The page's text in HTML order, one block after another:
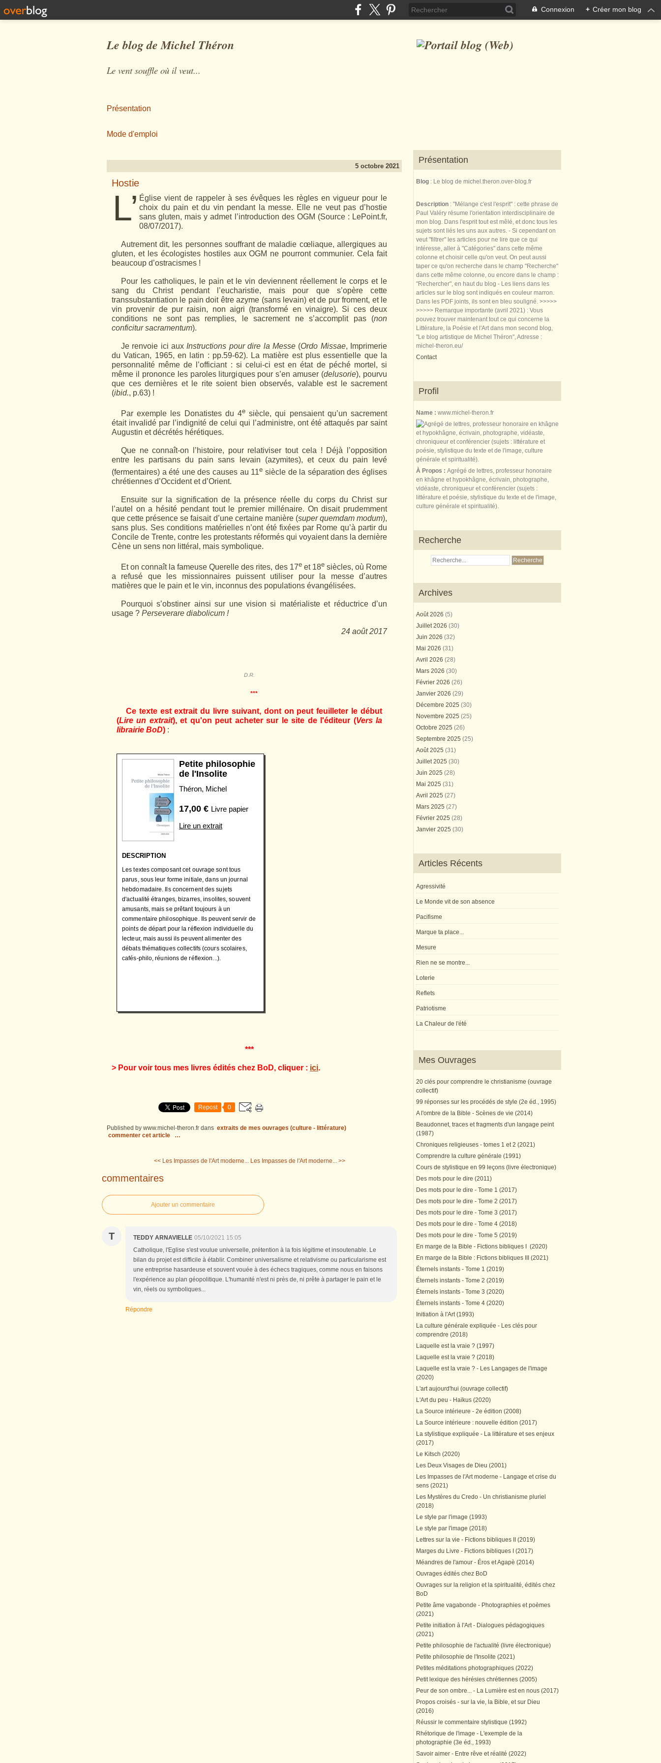
Connexion + Créer mon blog
Le blog de Michel Théron
Le vent souffle où il veut...
Présentation
Mode d'emploi
5 octobre 2021
Hostie
L’ Église vient de rappeler à ses évêques les règles en vigueur pour le
choix du pain et du vin pendant la messe. Elle ne veut pas d’hostie
sans gluten, mais y admet l’introduction des OGM (Source : LePoint.fr,
08/07/2017).
Autrement dit, les personnes souffrant de maladie cœliaque, allergiques au
gluten, et les écologistes hostiles aux OGM ne pourront communier. Cela fait
beaucoup d’ostracismes !
Pour les catholiques, le pain et le vin deviennent réellement le corps et le
sang du Christ pendant l’eucharistie, mais pour que s’opère cette
transsubstantiation le pain doit être azyme (sans levain) et de pur froment, et le
vin provenir de pur raisin, non aigri (transformé en vinaigre). Si ces deux
conditions ne sont pas remplies, le sacrement ne s’accomplit pas (non
conficitur sacra­mentum).
Je renvoie ici aux Instructions pour dire la Messe(Ordo Missae, Imprimerie
du Vatican, 1965, en latin : pp.59-62). La matière est plus essentielle que la
personnalité même de l’offi­ciant : si celui-ci est en état de péché mortel, si
même il prononce les paroles liturgiques pour s’en amuser (delusorie), pourvu
que ces dernières et le rite soient bien observés, valable est le sacrement
(ibid., p.63) !
Par exemple les Donatistes du 4esiècle, qui pensaient qu’un sacrement
était invalidé par l’indignité de celui qui l’administre, ont été attaqués par saint
Augustin et décrétés hérétiques.
Que ne connaît-on l’histoire, pour relativiser tout cela ! Déjà l’opposition
entre les partisans du pain sans levain (azymites), et ceux du pain levé
(fermentaires) a été une des causes au 11e siècle de la séparation des églises
chrétiennes d’Occi­dent et d’Orient.
Ensuite sur la signification de la présence réelle du corps du Christ sur
l’autel on a hésité pendant tout le premier millénaire. On disait prudemment
que cette présence se faisait d’une certaine manière (super quemdam modum),
sans plus. Ses conditions matérielles n’ont été fixées par Rome qu’à partir du
Concile de Trente, contre les protestants réformés qui voyaient dans la dernière
Cène un sens non littéral, mais symbolique.
Et on connaît la fameuse Querelle des rites, des 17eet 18esiècles, où Rome
a refusé que les mis­sionnaires puissent utiliser pour la messe d’autres
matières que le pain et le vin, inconnus des populations évangélisées.
Pourquoi s’obstiner ainsi sur une vision si matérialiste et réductrice d’un
usage ? Perseverare diabolicum !
24 août 2017
D.R.
***
Ce texte est extrait du livre suivant, dont on peut feuilleter le début
(Lire un extrait), et qu'on peut acheter sur le site de l'éditeur (Vers la
librairie BoD) :
Petite philosophie
de l'Insolite
Théron, Michel
17,00 € Livre papier
Lire un extrait
DESCRIPTION
Les textes composant cet ouvrage sont tous
parus, sous leur forme initiale, dans un journal
hebdomadaire. Ils concernent des sujets
d'actualité étranges, bizarres, insolites, souvent
amusants, mais se prêtant toujours à un
commentaire philosophique. Ils peuvent servir de
points de départ pour la réflexion individuelle du
lecteur, mais aussi ils peuvent alimenter des
débats thématiques collectifs (cours scolaires,
cafés-philo, réunions de réflexion...).
***
> Pour voir tous mes livres édités chez BoD, cliquer : ici.
Repost 0
Published by www.michel-theron.fr dans extraits de mes ouvrages (culture - littérature)
commenter cet article
…
<< Les Impasses de l'Art moderne... Les Impasses de l'Art moderne... >>
commentaires
Ajouter un commentaire
T TEDDY ARNAVIELLE 05/10/2021 15:05
Catholique, l'Eglise s'est voulue universelle, prétention à la fois légitime et insoutenable. Le
bilan du projet est difficile à établir. Combiner universalisme et relativisme ou particularisme est
une entreprise hasardeuse et souvent vouée à des échecs tragiques, comme nous en faisons
l'expérience au plan géopolitique. L'humanité n'est ni près de, ni prête à partager le pain et le
vin, réels ou symboliques...
Répondre
Présentation
Blog : Le blog de michel.theron.over-blog.fr
Description : "Mélange c'est l'esprit" : cette phrase de
Paul Valéry résume l'orientation interdisciplinaire de
mon blog. Dans l'esprit tout est mêlé, et donc tous les
sujets sont liés les uns aux autres. - Si cependant on
veut "filtrer" les articles pour ne lire que ce qui
intéresse, aller à "Catégories" dans cette même
colonne et choisir celle qu'on veut. On peut aussi
taper ce qu'on recherche dans le champ "Recherche"
dans cette même colonne, ou encore dans le champ :
"Rechercher", en haut du blog - Les liens dans les
articles sur le blog sont indiqués en couleur marron.
Dans les PDF joints, ils sont en bleu souligné. >>>>>
>>>>> Remarque importante (avril 2021) : Vous
pouvez trouver maintenant tout ce qui concerne la
Littérature, la Poésie et l'Art dans mon second blog,
"Le blog artistique de Michel Théron", Adresse :
michel-theron.eu/
Contact
Profil
Name : www.michel-theron.fr
À Propos : Agrégé de lettres, professeur honoraire
en khâgne et hypokhâgne, écrivain, photographe,
vidéaste, chroniqueur et conférencier (sujets :
littérature et poésie, stylistique du texte et de l'image,
culture générale et spiritualité).
Recherche
Archives
Août 2026 (5)
Juillet 2026 (30)
Juin 2026 (32)
Mai 2026 (31)
Avril 2026 (28)
Mars 2026 (30)
Février 2026 (26)
Janvier 2026 (29)
Décembre 2025 (30)
Novembre 2025 (25)
Octobre 2025 (26)
Septembre 2025 (25)
Août 2025 (31)
Juillet 2025 (30)
Juin 2025 (28)
Mai 2025 (31)
Avril 2025 (27)
Mars 2025 (27)
Février 2025 (28)
Janvier 2025 (30)
Articles Récents
Agressivité
Le Monde vit de son absence
Pacifisme
Marque ta place...
Mesure
Rien ne se montre...
Loterie
Reflets
Patriotisme
La Chaleur de l'été
Mes Ouvrages
20 clés pour comprendre le christianisme (ouvrage
collectif)
99 réponses sur les procédés de style (2e éd., 1995)
A l'ombre de la Bible - Scènes de vie (2014)
Beaudonnet, traces et fragments d'un langage peint
(1987)
Chroniques religieuses - tomes 1 et 2 (2021)
Comprendre la culture générale (1991)
Cours de stylistique en 99 leçons (livre électronique)
Des mots pour le dire (2011)
Des mots pour le dire - Tome 1 (2017)
Des mots pour le dire - Tome 2 (2017)
Des mots pour le dire - Tome 3 (2017)
Des mots pour le dire - Tome 4 (2018)
Des mots pour le dire - Tome 5 (2019)
En marge de la Bible - Fictions bibliques I (2020)
En marge de la Bible : Fictions bibliques III (2021)
Éternels instants - Tome 1 (2019)
Éternels instants - Tome 2 (2019)
Éternels instants - Tome 3 (2020)
Éternels instants - Tome 4 (2020)
Initiation à l'Art (1993)
La culture générale expliquée - Les clés pour
comprendre (2018)
Laquelle est la vraie ? (1997)
Laquelle est la vraie ? (2018)
Laquelle est la vraie ? - Les Langages de l'image
(2020)
L'art aujourd'hui (ouvrage collectif)
L'Art du peu - Haïkus (2020)
La Source intérieure - 2e édition (2008)
La Source intérieure : nouvelle édition (2017)
La stylistique expliquée - La littérature et ses enjeux
(2017)
Le Kitsch (2020)
Les Deux Visages de Dieu (2001)
Les Impasses de l'Art moderne - Langage et crise du
sens (2021)
Les Mystères du Credo - Un christianisme pluriel
(2018)
Le style par l'image (1993)
Le style par l'image (2018)
Lettres sur la vie - Fictions bibliques II (2019)
Marges du Livre - Fictions bibliques I (2017)
Méandres de l'amour - Éros et Agapè (2014)
Ouvrages édités chez BoD
Ouvrages sur la religion et la spiritualité, édités chez
BoD
Petite âme vagabonde - Photographies et poèmes
(2021)
Petite initiation à l'Art - Dialogues pédagogiques
(2021)
Petite philosophie de l'actualité (livre électronique)
Petite philosophie de l'Insolite (2021)
Petites méditations photographiques (2022)
Petit lexique des hérésies chrétiennes (2005)
Peur de son ombre... - La Lumière est en nous (2017)
Propos croisés - sur la vie, la Bible, et sur Dieu
(2016)
Réussir le commentaire stylistique (1992)
Rhétorique de l'image - L'exemple de la
photographie (3e éd., 1993)
Savoir aimer - Entre rêve et réalité (2022)